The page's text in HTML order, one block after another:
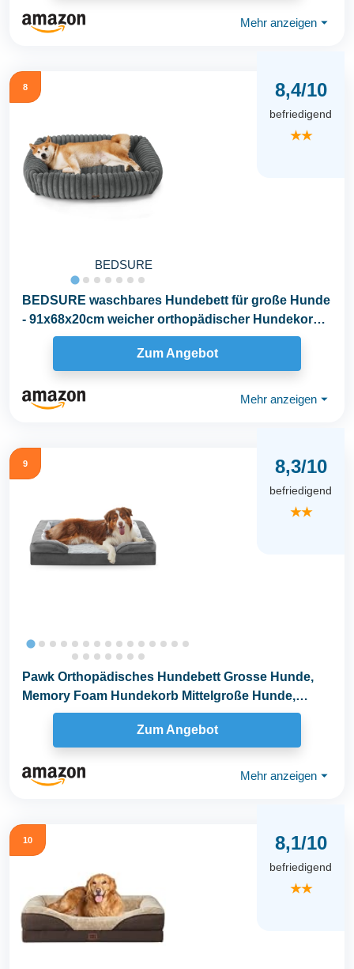
Mehr anzeigen ⏷
8
BEDSURE
8,4/10
befriedigend
★★
BEDSURE waschbares Hundebett für große Hunde
- 91x68x20cm weicher orthopädischer Hundekorb
Zum Angebot
Mehr anzeigen ⏷
9 8,3/10
befriedigend
★★
Pawk Orthopädisches Hundebett Grosse Hunde,
Memory Foam Hundekorb Mittelgroße Hunde,
Hundebetten...
Zum Angebot
Mehr anzeigen ⏷
10 8,1/10
befriedigend
★★